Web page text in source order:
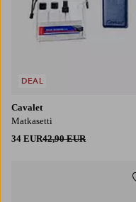
Cavalet
Matkasetti
34 EUR42,90 EUR
DEAL